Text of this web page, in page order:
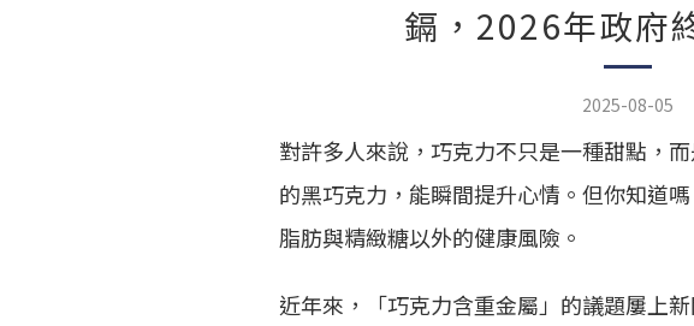
鎘，2026年政府
2025-08-05
對許多人來說，巧克力不只是一種甜點，
的黑巧克力，能瞬間提升心情。但你知道
脂肪與精緻糖以外的健康風險。
近年來，「巧克力含重金屬」的議題屢上